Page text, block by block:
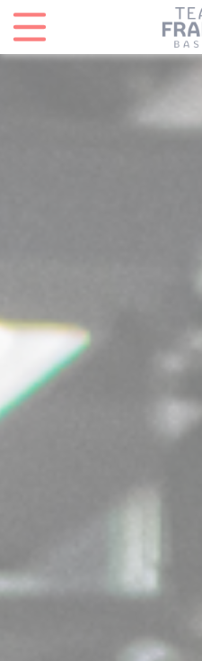
Panneau de gestion des cookies